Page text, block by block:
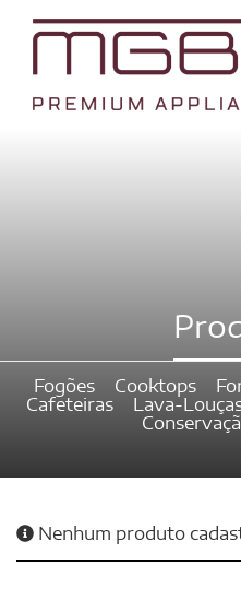
Fogões Cooktops
Cafeteiras
Lava-
Nenhum produto